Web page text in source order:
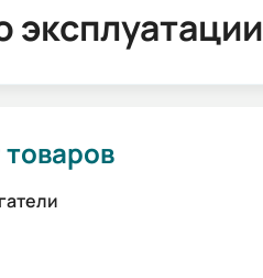
эксплуатации